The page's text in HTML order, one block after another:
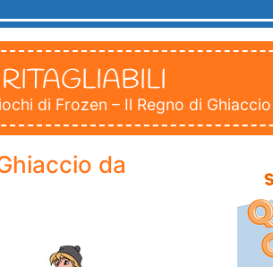
RITAGLIABILI
di Frozen – Il Regno di
da